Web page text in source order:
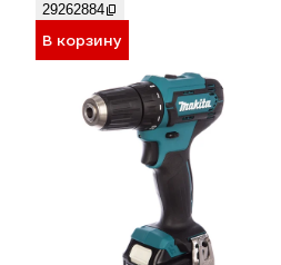
29262884
В корзину